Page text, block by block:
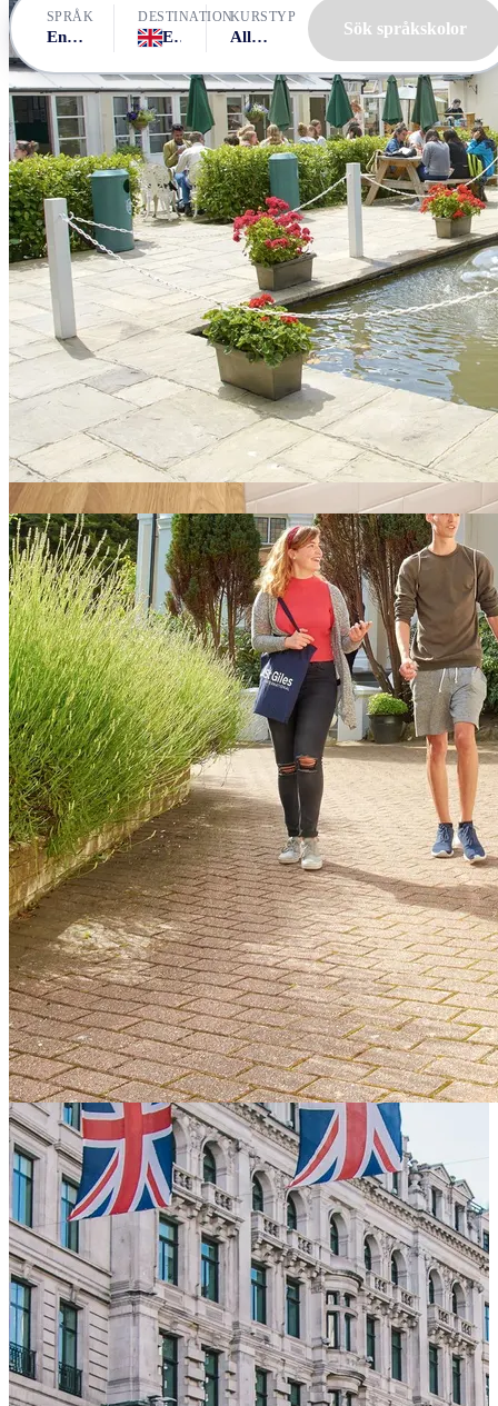
SPRÅK
Engelska
DESTINATION
England, Eastbourne
KURSTYP
Alla kurser Sök språkskolor
Språkskolor i Eastbourne
Andra städer i England